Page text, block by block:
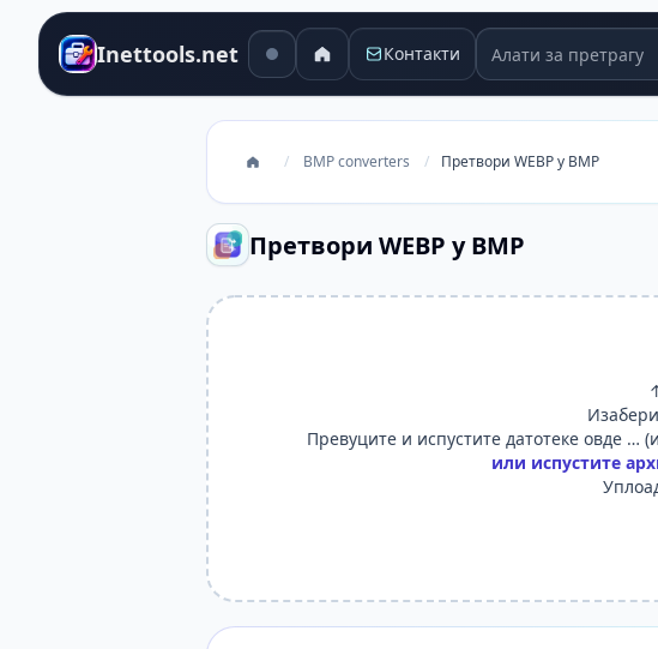
Inettools.net Контакти Алати за претрагу
/ BMP converters / Претвори WEBP у BMP
Претвори WEBP у BMP
Превуците и испустите датотеке овде …
или испустите